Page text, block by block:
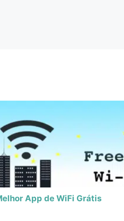
App de WiFi Grátis